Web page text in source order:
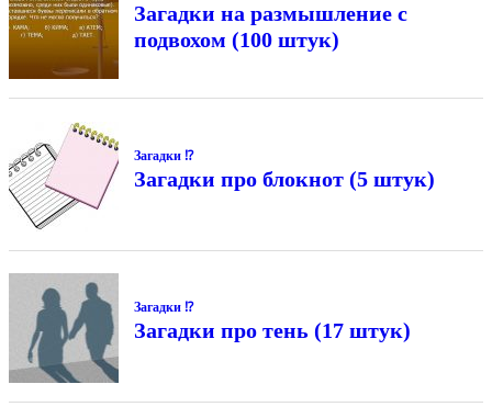
Загадки на размышление с
подвохом (100 штук)
Загадки ⁉
Загадки про блокнот (5 штук)
Загадки ⁉
Загадки про тень (17 штук)